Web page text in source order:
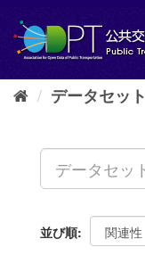
し
データセット
並び順